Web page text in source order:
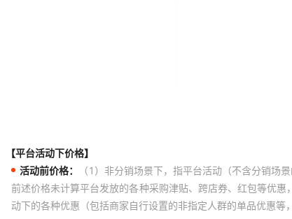
【平台活动下价格】
活动前价格：
（1）非分销场景下，指平台活动（不含分销场
前述价格未计算平台发放的各种采购津贴、跨店券、红包等优
动下的各种优惠（包括商家自行设置的非指定人群的单品优惠